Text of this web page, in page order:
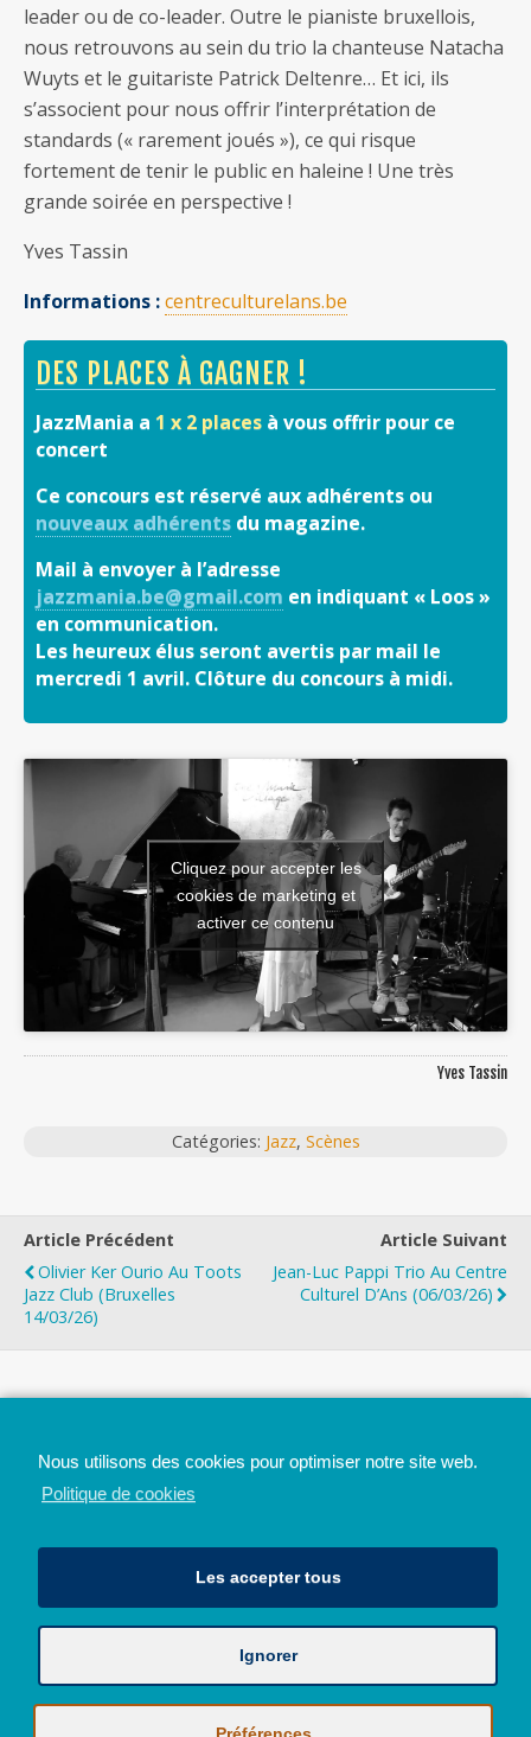
leader ou de co-leader. Outre le pianiste bruxellois,
nous retrouvons au sein du trio la chanteuse Natacha
Wuyts et le guitariste Patrick Deltenre… Et ici, ils
s’associent pour nous offrir l’interprétation de
standards (« rarement joués »), ce qui risque
fortement de tenir le public en haleine ! Une très
grande soirée en perspective !
Yves Tassin
Informations :centreculturelans.be
DES PLACES À GAGNER !
JazzMania a 1 x 2 places à vous offrir pour ce
concert
Ce concours est réservé aux adhérents ou
nouveaux adhérents du magazine.
Mail à envoyer à l’adresse
jazzmania.be@gmail.com en indiquant « Loos »
en communication.
Les heureux élus seront avertis par mail le
mercredi 1 avril. Clôture du concours à midi.
Cliquez pour accepter les
cookies de marketing et
activer ce contenu
Yves Tassin
Catégories: Jazz, Scènes
Article Précédent
Olivier Ker Ourio Au Toots
Jazz Club (Bruxelles
14/03/26)
Article Suivant
Jean-Luc Pappi Trio Au Centre
Culturel D’Ans (06/03/26)
Avec le soutien de la Province de Liège
© 2026 - Tous droits réservés - JazzMania
Politique en matière de confidentialité et de vie privée
Nous utilisons des cookies pour optimiser notre site web.
Politique de cookies
Les accepter tous
Ignorer